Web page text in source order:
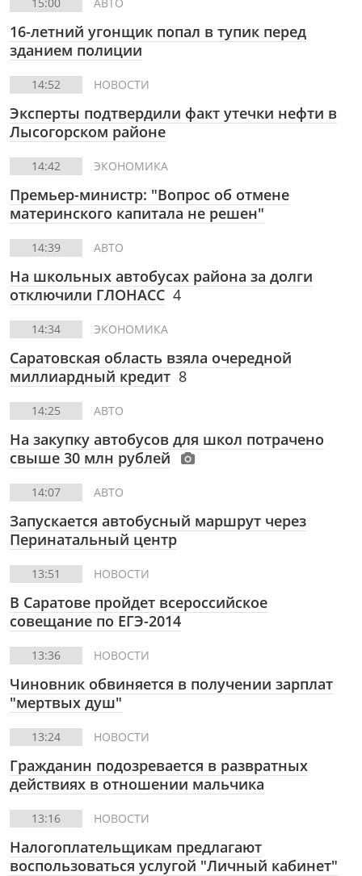
16-летний угонщик попал в тупик перед
зданием полиции
14:52 НОВОСТИ
Эксперты подтвердили факт утечки нефти в
Лысогорском районе
14:42 ЭКОНОМИКА
Премьер-министр: "Вопрос об отмене
материнского капитала не решен"
14:39 АВТО
На школьных автобусах района за долги
отключили ГЛОНАСС 4
14:34 ЭКОНОМИКА
Саратовская область взяла очередной
миллиардный кредит 8
14:25 АВТО
На закупку автобусов для школ потрачено
свыше 30 млн рублей
14:07 АВТО
Запускается автобусный маршрут через
Перинатальный центр
13:51 НОВОСТИ
В Саратове пройдет всероссийское
совещание по ЕГЭ-2014
13:36 НОВОСТИ
Чиновник обвиняется в получении зарплат
"мертвых душ"
13:24 НОВОСТИ
Гражданин подозревается в развратных
действиях в отношении мальчика
13:16 НОВОСТИ
Налогоплательщикам предлагают
воспользоваться услугой "Личный кабинет"